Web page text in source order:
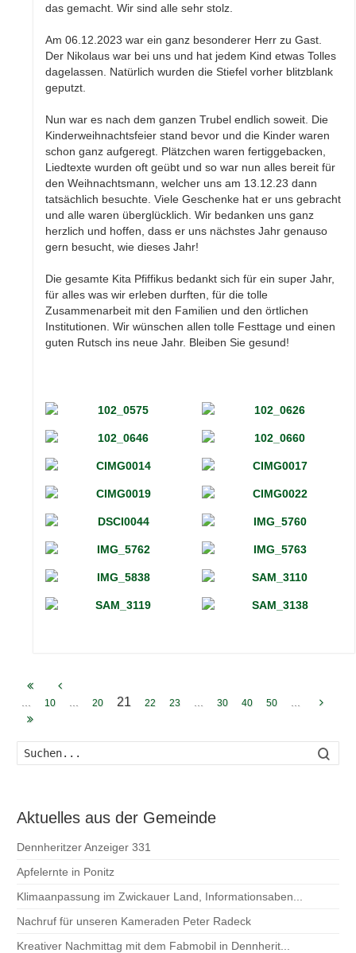
das gemacht. Wir sind alle sehr stolz.
Am 06.12.2023 war ein ganz besonderer Herr zu Gast.
Der Nikolaus war bei uns und hat jedem Kind etwas Tolles
dagelassen. Natürlich wurden die Stiefel vorher blitzblank
geputzt.
Nun war es nach dem ganzen Trubel endlich soweit. Die
Kinderweihnachtsfeier stand bevor und die Kinder waren
schon ganz aufgeregt. Plätzchen waren fertiggebacken,
Liedtexte wurden oft geübt und so war nun alles bereit für
den Weihnachtsmann, welcher uns am 13.12.23 dann
tatsächlich besuchte. Viele Geschenke hat er uns gebracht
und alle waren überglücklich. Wir bedanken uns ganz
herzlich und hoffen, dass er uns nächstes Jahr genauso
gern besucht, wie dieses Jahr!
Die gesamte Kita Pfiffikus bedankt sich für ein super Jahr,
für alles was wir erleben durften, für die tolle
Zusammenarbeit mit den Familien und den örtlichen
Institutionen. Wir wünschen allen tolle Festtage und einen
guten Rutsch ins neue Jahr. Bleiben Sie gesund!
10 20 21 22 23 30 40 50
Aktuelles aus der Gemeinde
Dennheritzer Anzeiger 331
Apfelernte in Ponitz
Klimaanpassung im Zwickauer Land, Informationsaben...
Nachruf für unseren Kameraden Peter Radeck
Kreativer Nachmittag mit dem Fabmobil in Dennherit...